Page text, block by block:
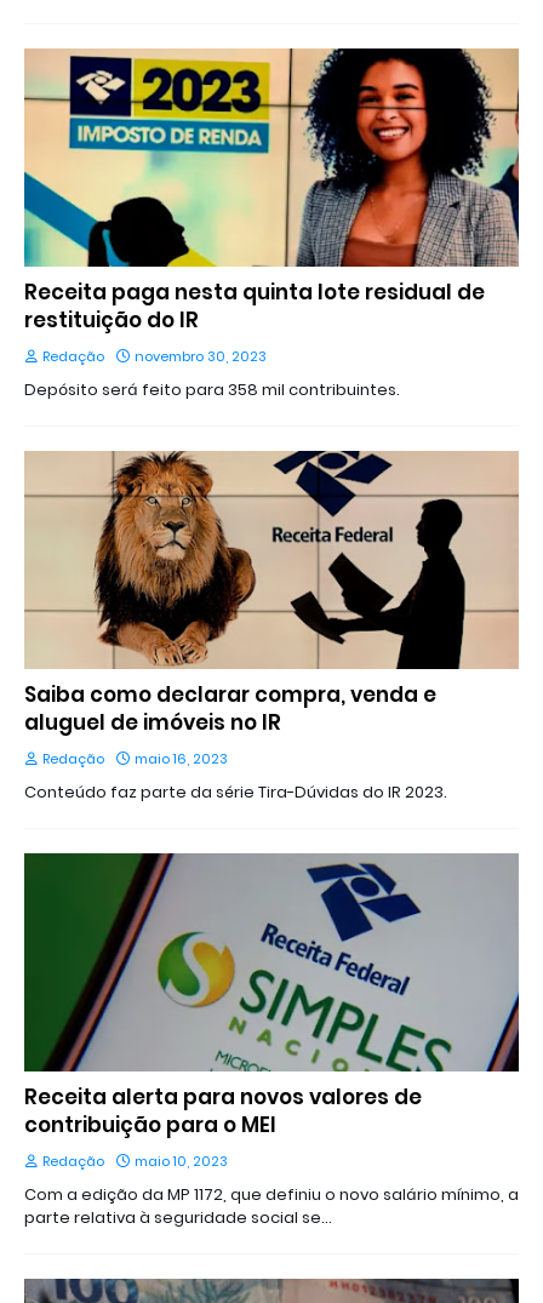
Receita paga nesta quinta lote residual de
restituição do IR
Redação novembro 30, 2023
Depósito será feito para 358 mil contribuintes.
Saiba como declarar compra, venda e
aluguel de imóveis no IR
Redação maio 16, 2023
Conteúdo faz parte da série Tira-Dúvidas do IR 2023.
Receita alerta para novos valores de
contribuição para o MEI
Redação maio 10, 2023
Com a edição da MP 1172, que definiu o novo salário mínimo, a
parte relativa à seguridade social se…